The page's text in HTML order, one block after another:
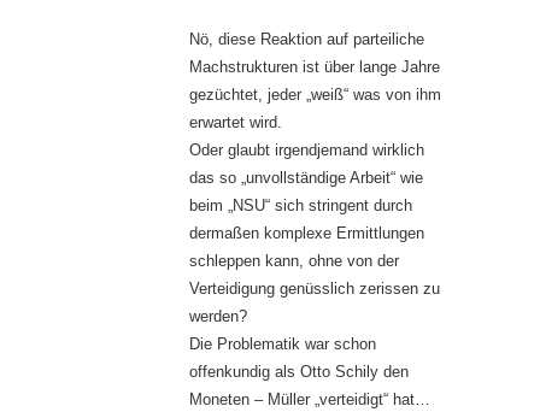
Nö, diese Reaktion auf parteiliche
Machstrukturen ist über lange Jahre
gezüchtet, jeder „weiß“ was von ihm
erwartet wird.
Oder glaubt irgendjemand wirklich
das so „unvollständige Arbeit“ wie
beim „NSU“ sich stringent durch
dermaßen komplexe Ermittlungen
schleppen kann, ohne von der
Verteidigung genüsslich zerissen zu
werden?
Die Problematik war schon
offenkundig als Otto Schily den
Moneten – Müller „verteidigt“ hat…